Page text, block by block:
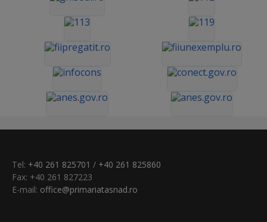
Tel: +40 261 825701 / +40 261 825860
Fax: +40 261 827223
E-mail: office@primariatasnad.ro